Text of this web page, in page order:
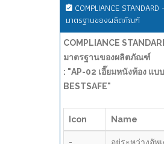
COMPLIANCE
มาตรฐานของผลิตภัณฑ์
COMPLIANCE
มาตรฐานของผลิตภัณฑ์
: "AP-02 เอี๊ยมหนังท้อง แบ
BESTSAFE"
Icon Name
- อยู่ระหว่างอัพเ